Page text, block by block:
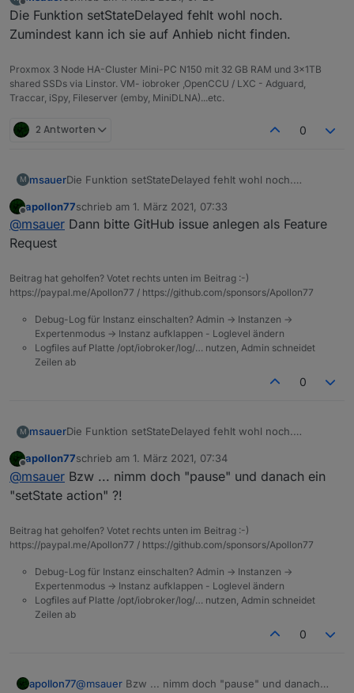
Offline zuletzt editiert von
Die Funktion setStateDelayed fehlt wohl noch.
Zumindest kann ich sie auf Anhieb nicht finden.
Proxmox 3 Node HA-Cluster Mini-PC N150 mit 32 GB RAM und 3x1TB
shared SSDs via Linstor. VM- iobroker ,OpenCCU / LXC - Adguard,
Traccar, iSpy, Fileserver (emby, MiniDLNA)...etc.
2 Antworten 0
M msauerDie Funktion setStateDelayed fehlt wohl noch.
apollon77schrieb am 1. März 2021, 07:33
zuletzt editiert von
@msauer Dann bitte GitHub issue anlegen als Feature
Request
Beitrag hat geholfen? Votet rechts unten im Beitrag :-)
https://paypal.me/Apollon77 / https://github.com/sponsors/Apollon77
Debug-Log für Instanz einschalten? Admin -> Instanzen ->
Expertenmodus -> Instanz aufklappen - Loglevel ändern
Logfiles auf Platte /opt/iobroker/log/… nutzen, Admin schneidet
Zeilen ab
0
M msauerDie Funktion setStateDelayed fehlt wohl noch.
apollon77schrieb am 1. März 2021, 07:34
zuletzt editiert von
@msauer Bzw ... nimm doch "pause" und danach ein
"setState action" ?!
Beitrag hat geholfen? Votet rechts unten im Beitrag :-)
https://paypal.me/Apollon77 / https://github.com/sponsors/Apollon77
Debug-Log für Instanz einschalten? Admin -> Instanzen ->
Expertenmodus -> Instanz aufklappen - Loglevel ändern
Logfiles auf Platte /opt/iobroker/log/… nutzen, Admin schneidet
Zeilen ab
0
apollon77@msauer Bzw ... nimm doch "pause" und danach